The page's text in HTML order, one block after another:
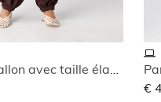
Pantalon ballon avec taille élastique
€